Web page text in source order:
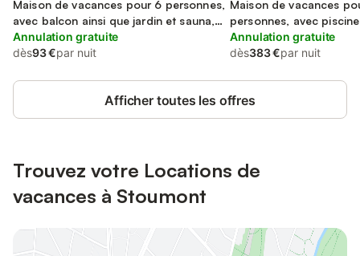
Maison de vacances pour 6 personnes,
avec balcon ainsi que jardin et sauna,
animaux acceptés
Annulation gratuite
dès93 €par nuit
Maison de vacances
personnes, avec
terrasse et sauna,
Annulation gratuite
dès383 €par nuit
Afficher toutes les offres
Trouvez votre Locations de
vacances à Stoumont